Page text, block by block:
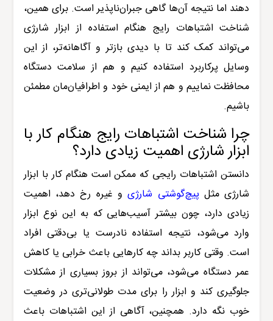
دهند اما نتیجه آن‌ها گاهی جبران‌ناپذیر است. برای همین،
شناخت اشتباهات رایج هنگام استفاده از ابزار شارژی
می‌تواند کمک کند تا با دیدی بازتر و آگاهانه‌تر، از این
وسایل پرکاربرد استفاده کنیم و هم از سلامت دستگاه
محافظت نماییم و هم از ایمنی خود و اطرافیان‌مان مطمئن
باشیم.
چرا شناخت اشتباهات رایج هنگام کار با
ابزار شارژی اهمیت زیادی دارد؟
دانستن اشتباهات رایجی که ممکن است هنگام کار با ابزار
شارژی مثلپیچ‌گوشتی شارژیو غیره رخ دهد، اهمیت
زیادی دارد، چون بیشتر آسیب‌هایی که به این نوع ابزار
وارد می‌شود، نتیجه استفاده نادرست یا بی‌دقتی افراد
است. وقتی کاربر بداند چه کارهایی باعث خرابی یا کاهش
عمر دستگاه می‌شود، می‌تواند از بروز بسیاری از مشکلات
جلوگیری کند و ابزار را برای مدت طولانی‌تری در وضعیت
خوب نگه دارد. همچنین، آگاهی از این اشتباهات باعث